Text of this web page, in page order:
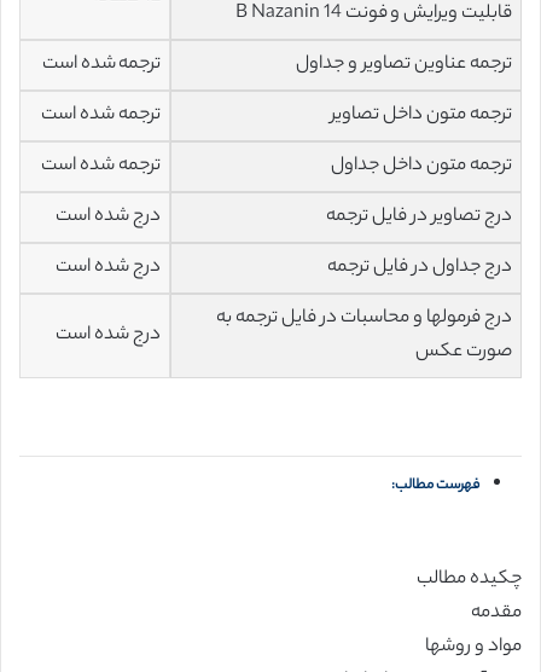
قابلیت ویرایش و فونت 14 B Nazanin
ترجمه عناوین تصاویر و جداول
ترجمه شده است
ترجمه متون داخل تصاویر
ترجمه شده است
ترجمه متون داخل جداول
ترجمه شده است
درج تصاویر در فایل ترجمه
درج شده است
درج جداول در فایل ترجمه
درج شده است
درج فرمولها و محاسبات در فایل ترجمه به
صورت عکس
درج شده است
فهرست مطالب:
چکیده مطالب
مقدمه
مواد و روشها